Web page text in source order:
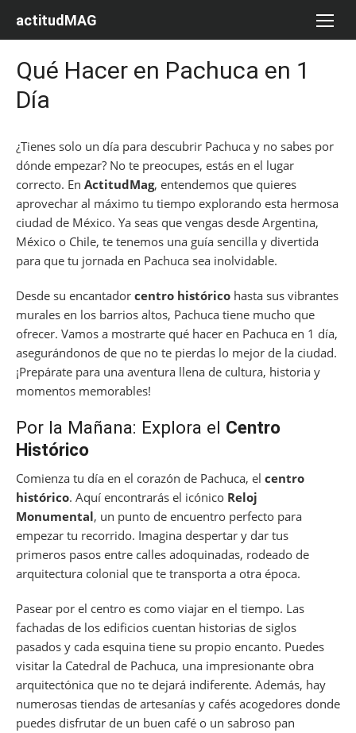
actitudMAG
Qué Hacer en Pachuca en 1
Día
¿Tienes solo un día para descubrir Pachuca y no sabes por
dónde empezar? No te preocupes, estás en el lugar
correcto. En ActitudMag, entendemos que quieres
aprovechar al máximo tu tiempo explorando esta hermosa
ciudad de México. Ya seas que vengas desde Argentina,
México o Chile, te tenemos una guía sencilla y divertida
para que tu jornada en Pachuca sea inolvidable.
Desde su encantador centro histórico hasta sus vibrantes
murales en los barrios altos, Pachuca tiene mucho que
ofrecer. Vamos a mostrarte qué hacer en Pachuca en 1 día,
asegurándonos de que no te pierdas lo mejor de la ciudad.
¡Prepárate para una aventura llena de cultura, historia y
momentos memorables!
Por la Mañana: Explora el Centro
Histórico
Comienza tu día en el corazón de Pachuca, el centro
histórico. Aquí encontrarás el icónico Reloj
Monumental, un punto de encuentro perfecto para
empezar tu recorrido. Imagina despertar y dar tus
primeros pasos entre calles adoquinadas, rodeado de
arquitectura colonial que te transporta a otra época.
Pasear por el centro es como viajar en el tiempo. Las
fachadas de los edificios cuentan historias de siglos
pasados y cada esquina tiene su propio encanto. Puedes
visitar la Catedral de Pachuca, una impresionante obra
arquitectónica que no te dejará indiferente. Además, hay
numerosas tiendas de artesanías y cafés acogedores donde
puedes disfrutar de un buen café o un sabroso pan